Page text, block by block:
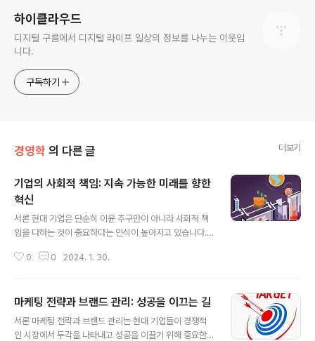
하이클라우드
디지털 구름에서 디지털 라이프 일상의 정보를 나누는 이웃입
니다.
구독하기
경영학 의 다른 글 더보기
기업의 사회적 책임: 지속 가능한 미래를 향한
혁신
서론 현대 기업은 단순히 이윤 추구만이 아니라 사회적 책
임을 다하는 것이 중요하다는 인식이 높아지고 있습니다.
진시키는 것은 오늘날의 경영 환경에서 필수적인 요소가
환경 지속 가능성 지구 온난화, 자원 고갈 등의 환경 문제는
우리가 직면한 심각한 과제입니다. 기업은 환경에 대한 책
임을 다하고 지속 가능한 비즈니스 모델을 채택해야 합니
0 0 2024. 1. 30.
마케팅 전략과 브랜드 관리: 성공을 이끄는 길
서론 마케팅 전략과 브랜드 관리는 현대 기업들이 경쟁적
인 시장에서 두각을 나타내고 성공을 이끌기 위해 중요한